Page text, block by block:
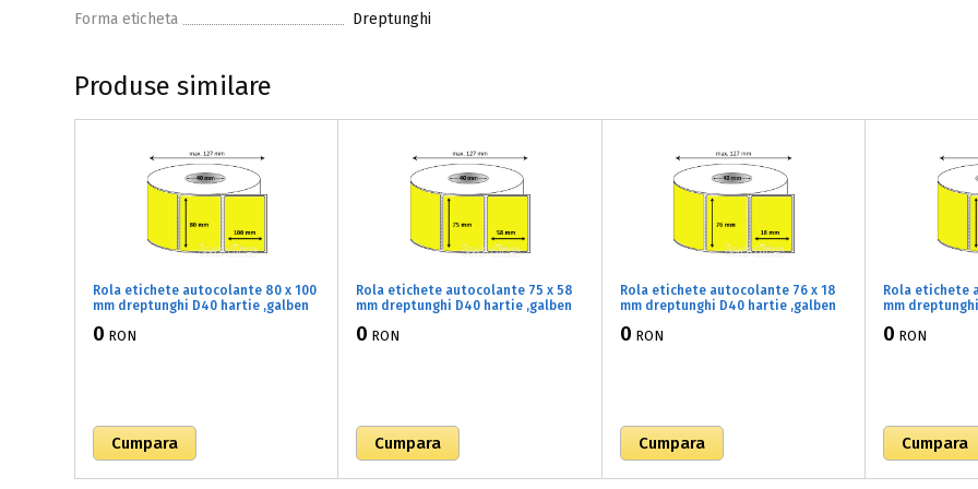
Forma eticheta
Dreptunghi
Produse similare
Rola etichete autocolante 80 x 100
mm dreptunghi D40 hartie ,galben
(61x080100)
0 RON
Rola etichete autocolante 75 x 58
mm dreptunghi D40 hartie ,galben
(61x075058)
0 RON
Rola etichete autocolante 76 x 18
mm dreptunghi D40 hartie ,galben
(61x076018)
0 RON
Rola etichete
mm
(61x080120)
0 RON